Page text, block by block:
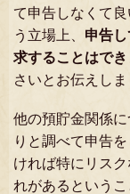
て申告しなくて
う立場上、 申告
求することはで
さいとお伝えしま
他の預貯金関係
りと調べて申告
ければ特にリス
れがあるという